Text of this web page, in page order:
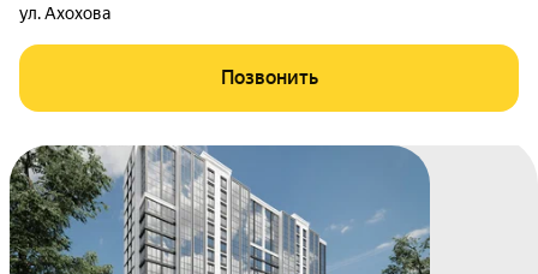
ул. Ахохова
Позвонить